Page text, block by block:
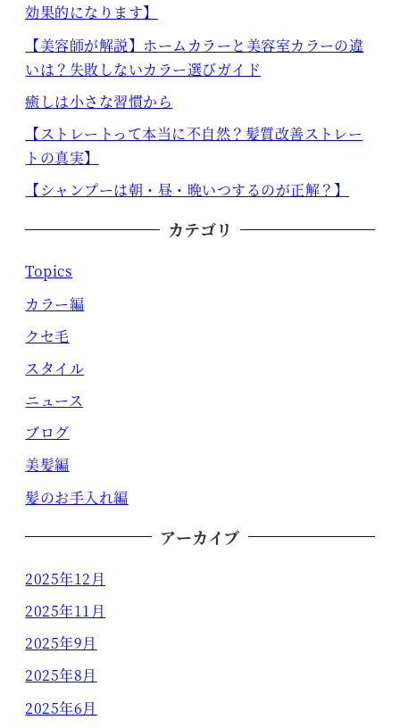
効果的になります】
【美容師が解説】ホームカラーと美容室カラーの違
いは？失敗しないカラー選びガイド
癒しは小さな習慣から
【ストレートって本当に不自然？髪質改善ストレー
トの真実】
【シャンプーは朝・昼・晩いつするのが正解？】
カテゴリ
Topics
カラー編
クセ毛
スタイル
ニュース
ブログ
美髪編
髪のお手入れ編
アーカイブ
2025年12月
2025年11月
2025年9月
2025年8月
2025年6月